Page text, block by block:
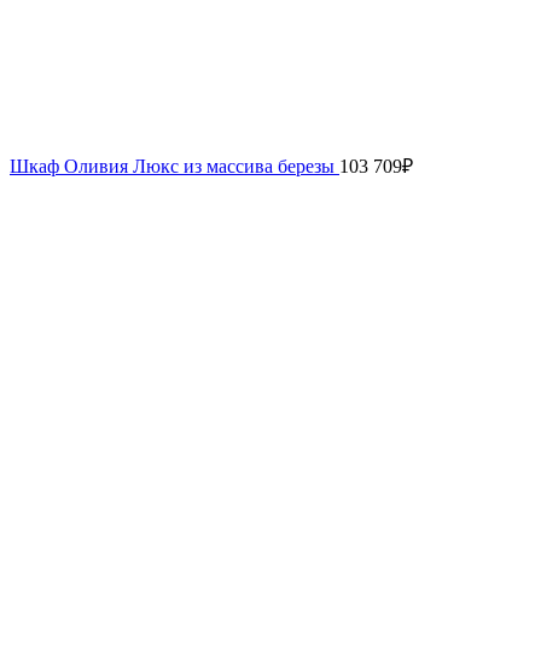
Шкаф Оливия Люкс из массива березы 103 709₽